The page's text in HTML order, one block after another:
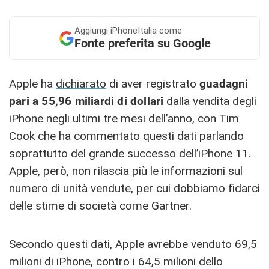
Aggiungi iPhoneItalia come
Fonte preferita su Google
Apple ha dichiarato di aver registrato guadagni
pari a 55,96 miliardi di dollari dalla vendita degli
iPhone negli ultimi tre mesi dell’anno, con Tim
Cook che ha commentato questi dati parlando
soprattutto del grande successo dell’iPhone 11.
Apple, però, non rilascia più le informazioni sul
numero di unità vendute, per cui dobbiamo fidarci
delle stime di società come Gartner.
Secondo questi dati, Apple avrebbe venduto 69,5
milioni di iPhone, contro i 64,5 milioni dello